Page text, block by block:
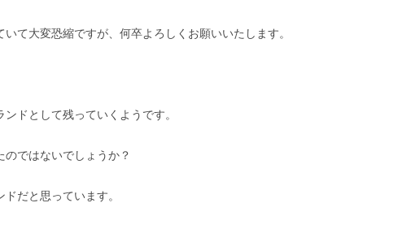
て大変恐縮ですが、何卒よろしくお願いいたします。
ドとして残っていくようです。
ではないでしょうか？
だと思っています。